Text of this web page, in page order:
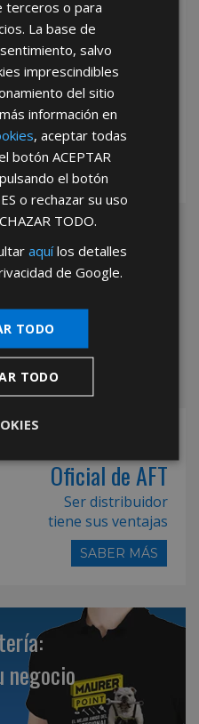
a tiendas y empresas minoristas y
Oficial de AFT
Ser distribuidor
tiene sus ventajas
SABER MÁS
negocio
terceros o para
La base de
salvo
imprescindibles
del sitio
información en
, aceptar todas
botónACEPTAR
el botón
o rechazar su uso
TODO.
aquílos detalles
de Google.
TODO
TODO